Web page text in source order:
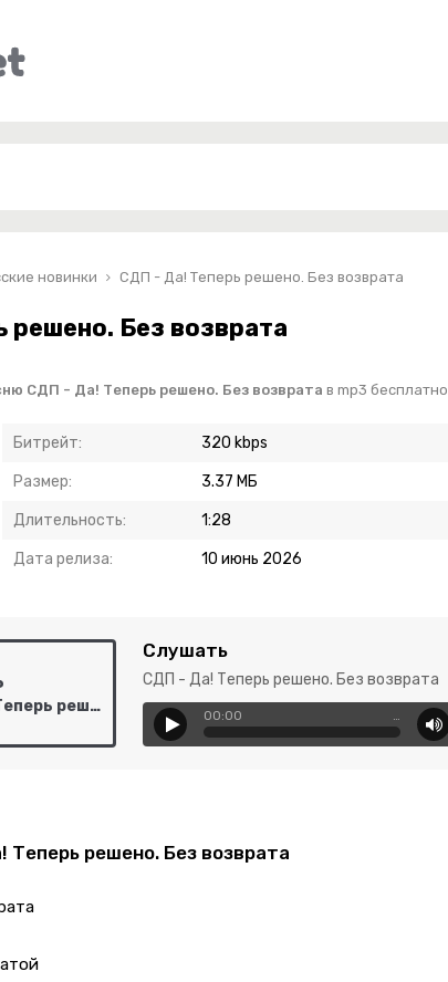
новинки СДП - Да! Теперь решено. Без возврата
Без возврата
СДП - Да! Теперь решено. Без возврата в mp3 бесплатно
Битрейт: 320 kbps
Размер: 3.37 МБ
Длительность: 1:28
Дата релиза: 10 июнь 2026
СДП - Да! Теперь решено. Без возврата
Слушать
СДП - Да! Теперь решено. Без возврата
00:00 …
решено. Без возврата